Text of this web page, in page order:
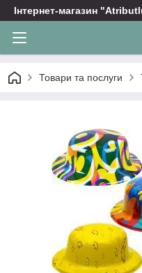
Інтернет-магазин
Товари та послуги